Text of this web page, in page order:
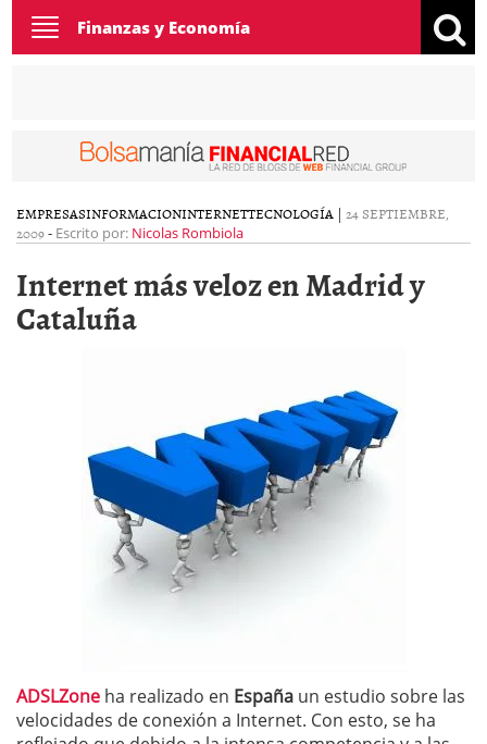
Toggle
navigation
Finanzas y Economía
EMPRESASINFORMACIONINTERNETTECNOLOGÍA | 24 SEPTIEMBRE,
2009- Escrito por: Nicolas Rombiola
Internet más veloz en Madrid y
Cataluña
ADSLZone ha realizado en España un estudio sobre las
velocidades de conexión a Internet. Con esto, se ha